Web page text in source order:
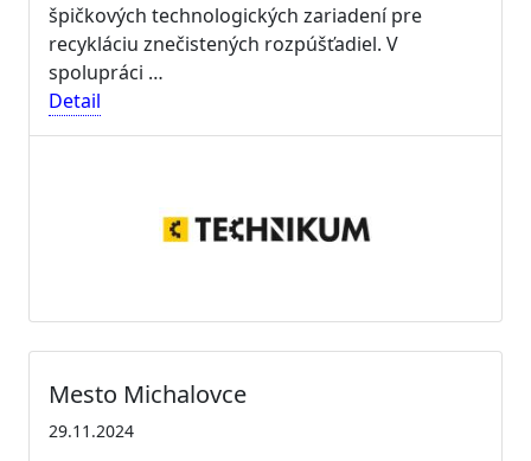
špičkových technologických zariadení pre
recykláciu znečistených rozpúšťadiel. V
spolupráci …
Detail
Mesto Michalovce
29.11.2024